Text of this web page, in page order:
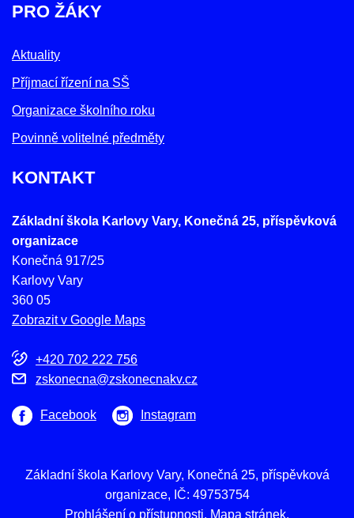
PRO ŽÁKY
Aktuality
Příjmací řízení na SŠ
Organizace školního roku
Povinně volitelné předměty
KONTAKT
Základní škola Karlovy Vary, Konečná 25, příspěvková
organizace
Konečná 917/25
Karlovy Vary
360 05
Zobrazit v Google Maps
+420 702 222 756
zskonecna@zskonecnakv.cz
Facebook Instagram
Základní škola Karlovy Vary, Konečná 25, příspěvková
organizace, IČ: 49753754
Prohlášení o přístupnosti
Mapa stránek